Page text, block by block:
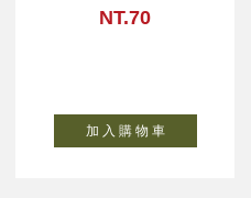
NT.70
加 入 購 物 車